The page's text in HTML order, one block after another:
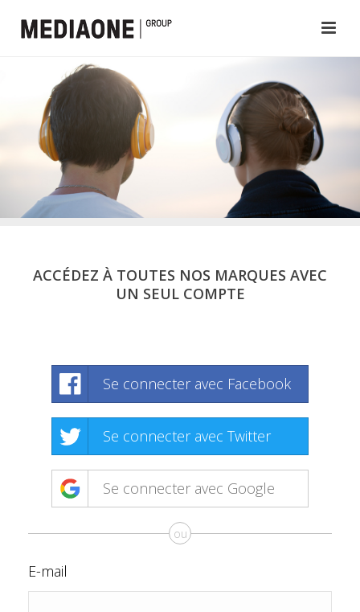
ACCÉDEZ À TOUTES NOS MARQUES AVEC
UN SEUL COMPTE
Se connecter avec Facebook
Se connecter avec Twitter
Se connecter avec Google
ou
E-mail